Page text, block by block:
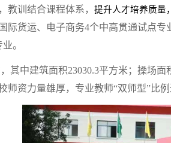
教训结合课程体系， 提升人才培养质量
际货运、电子商务4个中高贯通试点
。
其中建筑面积23030.3平方米；操场
师资力量雄厚，专业教师“双师型”比例